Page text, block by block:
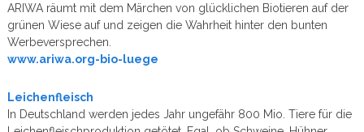
ARIWA räumt mit dem Märchen von glücklichen Biotieren auf der
grünen Wiese auf und zeigen die Wahrheit hinter den bunten
Werbeversprechen.
www.ariwa.org-bio-luege
Leichenfleisch
In Deutschland werden jedes Jahr ungefähr 800 Mio. Tiere für die